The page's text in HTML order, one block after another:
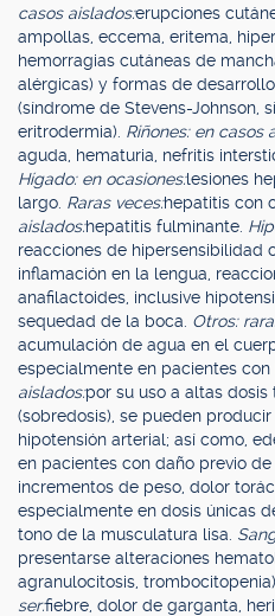
casos aislados:erupciones
ampollas, eccema, eritema,
hemorragias cutáneas de
alérgicas) y formas de
(síndrome de Stevens-Johnson,
eritrodermia). Riñones: en casos
aguda, hematuria, nefritis
Hígado: en ocasiones:lesiones
largo. Raras veces:hepatitis con
aislados:hepatitis fulminante.
reacciones de hipersensibilidad
inflamación en la lengua,
anafilactoides, inclusive
sequedad de la boca. Otros:
acumulación de agua en el
especialmente en pacientes con
aislados:por su uso a altas
(sobredosis), se pueden
hipotensión arterial; así como,
en pacientes con daño previo
incrementos de peso, dolor
especialmente en dosis únicas
tono de la musculatura lisa.
presentarse alteraciones
agranulocitosis, trombocitopenia).
ser:fiebre, dolor de garganta,